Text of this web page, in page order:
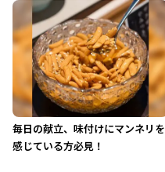
毎日の献立、味付けにマンネリを
感じている方必見！